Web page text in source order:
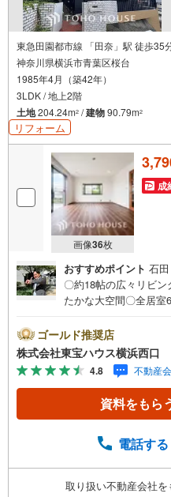
東急田園都市線 「田奈」駅 徒歩
神奈川県横浜市青葉区桜台
1985年4月（築42年）
3LDK / 地上2階
土地204.24m2 /建物90.79m2
リフォーム
画像36枚
成
おすすめポイント 石
〇約18帖の広々リビ
たかな大空間〇全居
た快適な住環境ーーー
店舗ーーーー当店で物
トがもらえる「Yahoo
の対象になります。「
ボタンからお問い合
Dでログインしてく
ーーーーーーーーー
金利は 2026年8月時
資実行時のものとなり
ゴールド推奨店
株式会社東宝ハウス横浜西口
4.8 不動産
資料をもら
電話する
取り扱い不動産会社を